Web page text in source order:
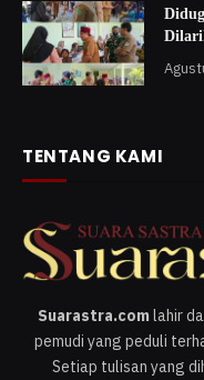
TENTANG KAMI
Suarastra.comlahir
pemudi yang peduli
Setiap tulisan yang